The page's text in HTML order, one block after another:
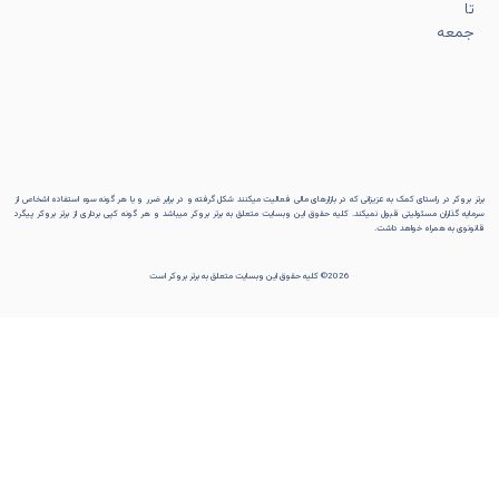
تا
جمعه
برتر بروکر در راستای کمک به عزیزانی که در بازارهای مالی فعالیت میکنند شکل گرفته و در برابر ضرر و یا هر گونه سوء استفاده اشخاص از
سرمایه گذاران مسئولیتی قبول نمیکند. کلیه حقوق این وبسایت متعلق به برتر بروکر میباشد و هر گونه کپی برداری از برتر بروکر پیگرد
قانونوی به همراه خواهد داشت.
2026© کلیه حقوق این وبسایت متعلق به برتر بروکر است